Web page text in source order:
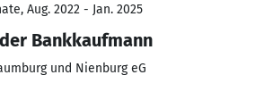
Aug. 2022 - Jan. 2025
Bankkaufmann
und Nienburg eG